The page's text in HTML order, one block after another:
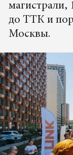
до ТТК и
Москвы.